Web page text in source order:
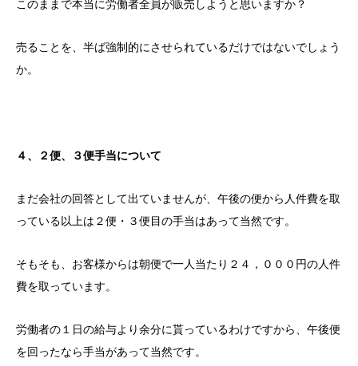
このままで本当に労働者全員が販売しようと思いますか？
売ることを、半ば強制的にさせられているだけではないでしょう
か。
４、２便、３便手当について
まだ会社の回答として出ていませんが、午後の便から人件費を取
っている以上は２便・３便目の手当はあって当然です。
そもそも、お客様からは朝便で一人当たり２４，０００円の人件
費を取っています。
労働者の１日の給与より余分に貰っているわけですから、午後便
を回ったなら手当があって当然です。